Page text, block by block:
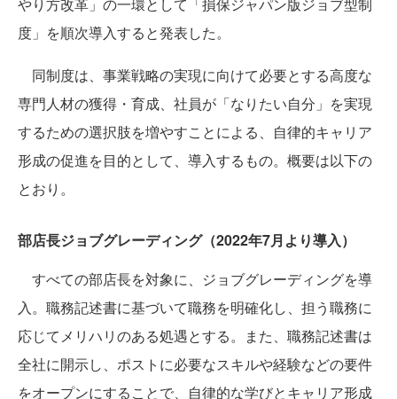
度」を順次導入すると発表した。
同制度は、事業戦略の実現に向けて必要とする高度な
専門人材の獲得・育成、社員が「なりたい自分」を実現
するための選択肢を増やすことによる、自律的キャリア
形成の促進を目的として、導入するもの。概要は以下の
とおり。
部店長ジョブグレーディング（2022年7月より導入）
すべての部店長を対象に、ジョブグレーディングを導
入。職務記述書に基づいて職務を明確化し、担う職務に
応じてメリハリのある処遇とする。また、職務記述書は
全社に開示し、ポストに必要なスキルや経験などの要件
をオープンにすることで、自律的な学びとキャリア形成